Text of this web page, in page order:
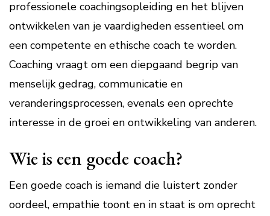
professionele coachingsopleiding en het blijven
ontwikkelen van je vaardigheden essentieel om
een competente en ethische coach te worden.
Coaching vraagt om een diepgaand begrip van
menselijk gedrag, communicatie en
veranderingsprocessen, evenals een oprechte
interesse in de groei en ontwikkeling van anderen.
Wie is een goede coach?
Een goede coach is iemand die luistert zonder
oordeel, empathie toont en in staat is om oprecht